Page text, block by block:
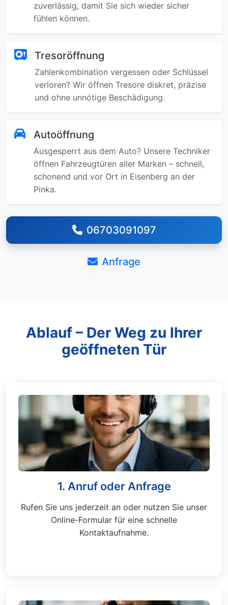
zuverlässig, damit Sie sich wieder sicher
fühlen können.
Tresoröffnung
Zahlenkombination vergessen oder Schlüssel
verloren? Wir öffnen Tresore diskret, präzise
und ohne unnötige Beschädigung.
Autoöffnung
Ausgesperrt aus dem Auto? Unsere Techniker
öffnen Fahrzeugtüren aller Marken – schnell,
schonend und vor Ort in Eisenberg an der
Pinka.
06703091097
Anfrage
Ablauf – Der Weg zu Ihrer
geöffneten Tür
1. Anruf oder Anfrage
Rufen Sie uns jederzeit an oder nutzen Sie unser
Online-Formular für eine schnelle
Kontaktaufnahme.